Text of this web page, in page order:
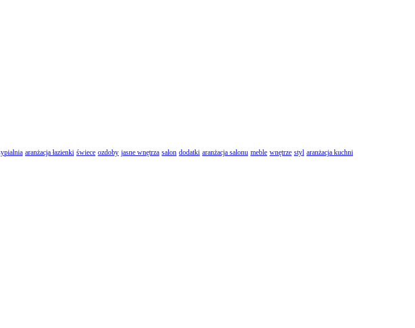
aranżacja łazienki świece ozdoby jasne wnętrza salon dodatki aranżacja salonu meble wnętrze styl aranżacja kuchni